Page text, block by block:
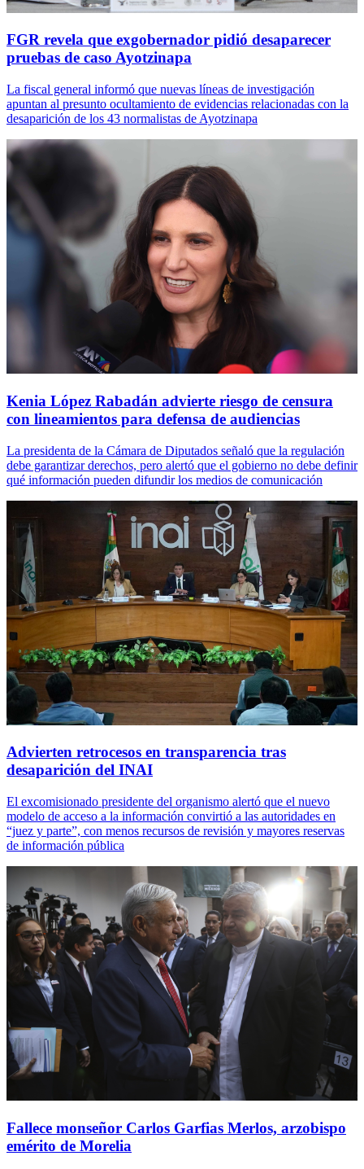
FGR revela que exgobernador pidió desaparecer
pruebas de caso Ayotzinapa
La fiscal general informó que nuevas líneas de investigación
apuntan al presunto ocultamiento de evidencias relacionadas con la
desaparición de los 43 normalistas de Ayotzinapa
Kenia López Rabadán advierte riesgo de censura
con lineamientos para defensa de audiencias
La presidenta de la Cámara de Diputados señaló que la regulación
debe garantizar derechos, pero alertó que el gobierno no debe definir
qué información pueden difundir los medios de comunicación
Advierten retrocesos en transparencia tras
desaparición del INAI
El excomisionado presidente del organismo alertó que el nuevo
modelo de acceso a la información convirtió a las autoridades en
“juez y parte”, con menos recursos de revisión y mayores reservas
de información pública
Fallece monseñor Carlos Garfias Merlos, arzobispo
emérito de Morelia